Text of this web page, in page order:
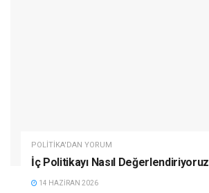
POLITIKA'DAN YORUM
İç Politikayı Nasıl
14 HAZIRAN 2026